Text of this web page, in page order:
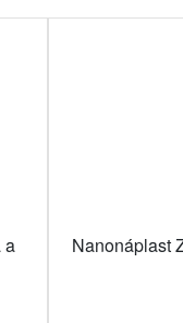
a
Nanonáplast